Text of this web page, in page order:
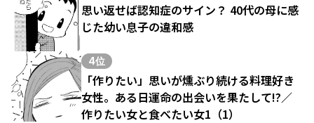
思い返せば認知症のサイン？ 40代の母に感
じた幼い息子の違和感
4位
「作りたい」思いが燻ぶり続ける料理好き
女性。ある日運命の出会いを果たして!?／
作りたい女と食べたい女1（1）